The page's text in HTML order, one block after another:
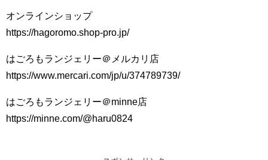
オンラインショップ
https://hagoromo.shop-pro.jp/
はごろもランジェリー＠メルカリ店
https://www.mercari.com/jp/u/374789739/
はごろもランジェリー＠minne店
https://minne.com/@haru0824